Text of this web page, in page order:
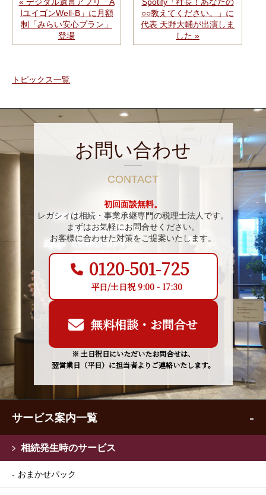
IユイゴンWell-B」に月額
制「みらい安心プラン」
登場
○○教えてください。」に
代表 天野大輔が出演しま
した »
トピックス一覧
お問い合わせ
CONTACT
初回面談無料。
レガシィは相続・事業承継専門の税理士法人です。
まずはお気軽にお問合せください。
お客様に合わせた対策をご提案いたします。
0120-501-725
平日/土日祝 9:00 - 17:30
無料相談・お問合せ
※ 土日祝日にいただいたお問合せは、
翌営業日（平日）に担当者よりご連絡いたします。
サービス案内一覧
相続発生時のサービス
おまかせパック